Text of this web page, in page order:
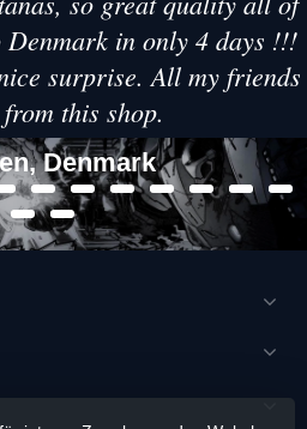
in only 4 days !!!
surprise. All my friends
this shop.
Denmark